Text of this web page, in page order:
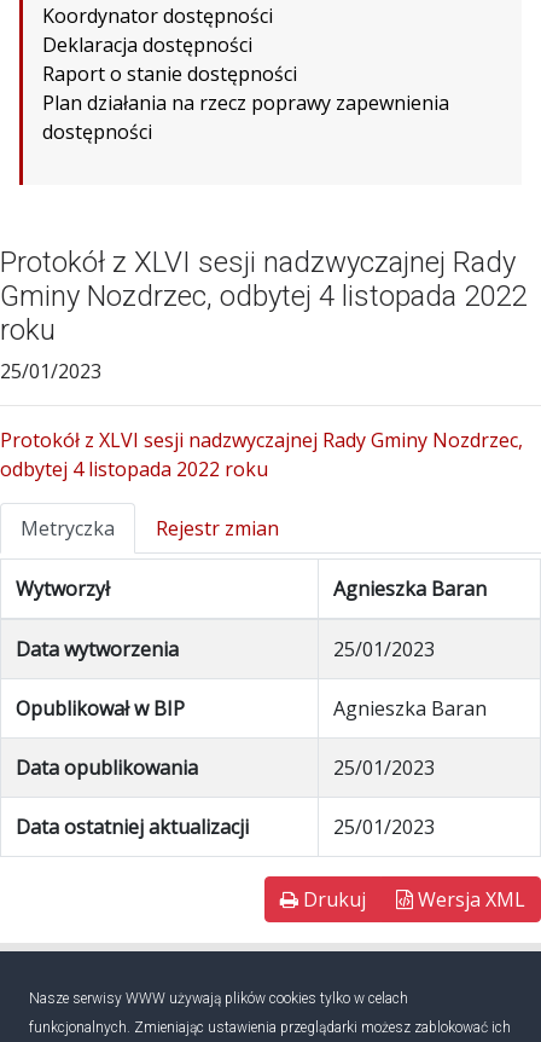
Koordynator dostępności
Deklaracja dostępności
Raport o stanie dostępności
Plan działania na rzecz poprawy zapewnienia
dostępności
Protokół z XLVI sesji nadzwyczajnej Rady
Gminy Nozdrzec, odbytej 4 listopada 2022
roku
25/01/2023
Protokół z XLVI sesji nadzwyczajnej Rady Gminy Nozdrzec,
odbytej 4 listopada 2022 roku
Metryczka Rejestr zmian
Wytworzył Agnieszka Baran
Data wytworzenia 25/01/2023
Opublikował w BIP Agnieszka Baran
Data opublikowania 25/01/2023
Data ostatniej aktualizacji 25/01/2023
Drukuj Wersja XML
Nasze serwisy WWW używają plików cookies tylko w celach
funkcjonalnych. Zmieniając ustawienia przeglądarki możesz zablokować ich